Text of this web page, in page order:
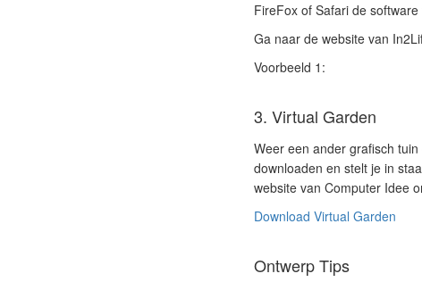
FireFox of Safari de
Ga naar de website van
Voorbeeld 1:
3. Virtual Garden
Weer een ander grafisch
downloaden en stelt je in
website van Computer Idee
Download Virtual Garden
Ontwerp Tips